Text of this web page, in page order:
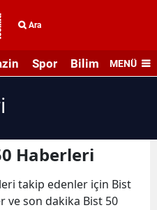
Ara
Spor Bilim veMENÜ
Haberleri
takip edenler için Bist
ve son dakika Bist 50